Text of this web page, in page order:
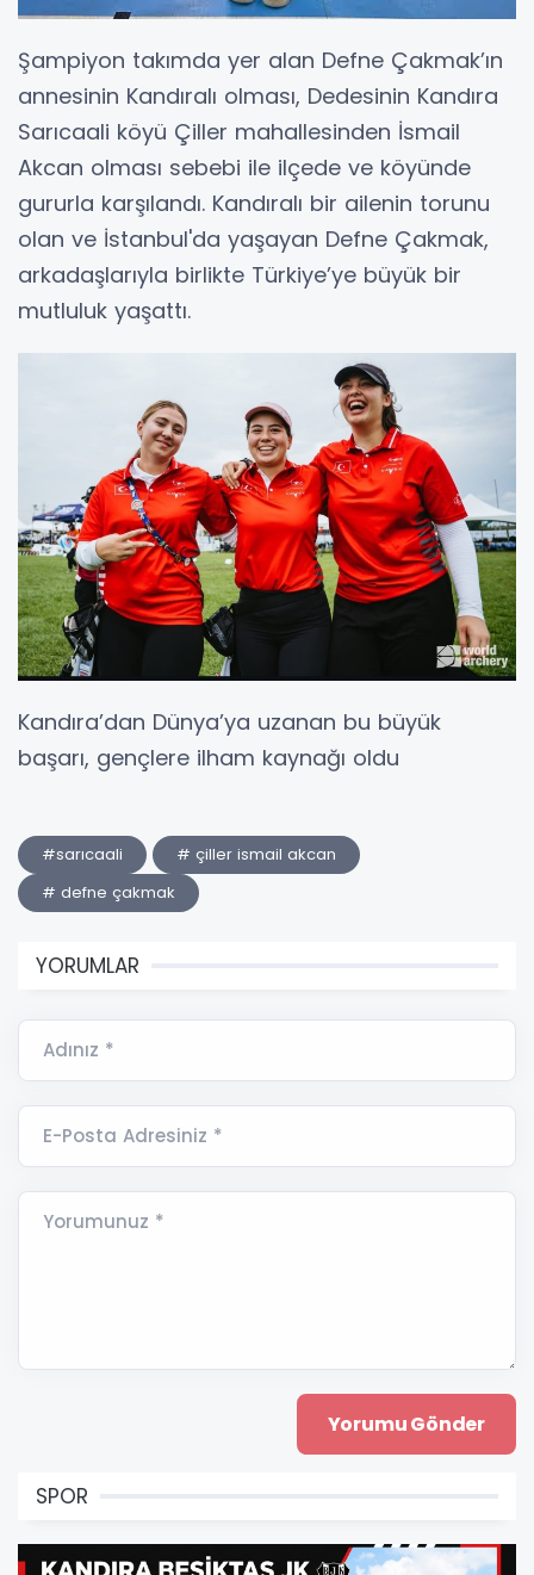
Şampiyon takımda yer alan Defne Çakmak’ın
annesinin Kandıralı olması, Dedesinin Kandıra
Sarıcaali köyü Çiller mahallesinden İsmail
Akcan olması sebebi ile ilçede ve köyünde
gururla karşılandı. Kandıralı bir ailenin torunu
olan ve İstanbul'da yaşayan Defne Çakmak,
arkadaşlarıyla birlikte Türkiye’ye büyük bir
mutluluk yaşattı.
Kandıra’dan Dünya’ya uzanan bu büyük
başarı, gençlere ilham kaynağı oldu
#sarıcaali
# çiller ismail akcan
# defne çakmak
YORUMLAR
Adınız *
E-Posta Adresiniz *
Yorumunuz *
SPOR